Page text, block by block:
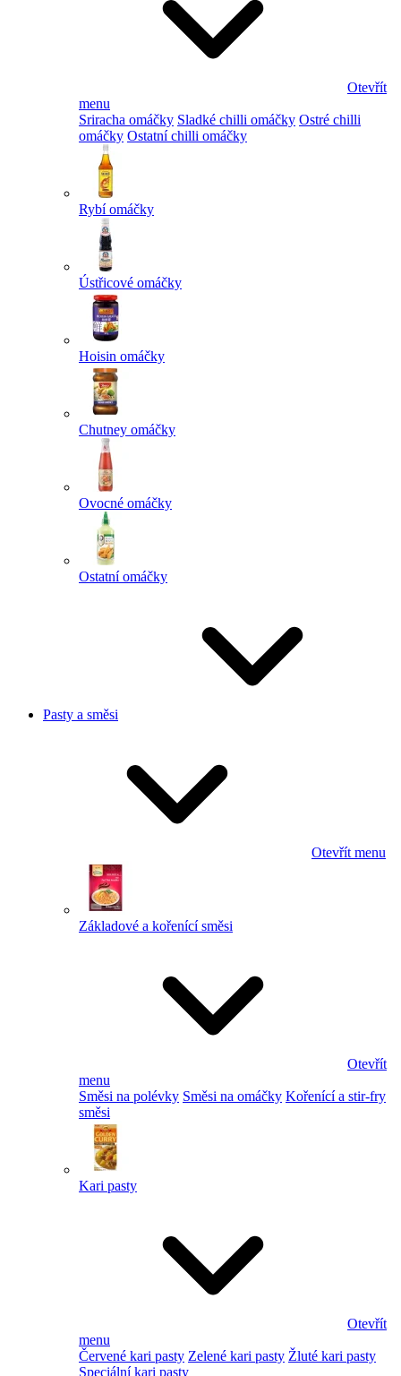
Otevřít
menu
Sriracha omáčky Sladké chilli omáčky Ostré chilli
omáčky Ostatní chilli omáčky
Rybí omáčky
Ústřicové omáčky
Hoisin omáčky
Chutney omáčky
Ovocné omáčky
Ostatní omáčky
Pasty a směsi
Otevřít menu
Základové a kořenící směsi
Otevřít
menu
Směsi na polévky Směsi na omáčky Kořenící a stir-fry
směsi
Kari pasty
Otevřít
menu
Červené kari pasty Zelené kari pasty Žluté kari pasty
Speciální kari pasty